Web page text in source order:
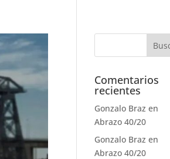
Comentarios
recientes
Gonzalo Braz en
Abrazo 40/20
Gonzalo Braz en
Abrazo 40/20